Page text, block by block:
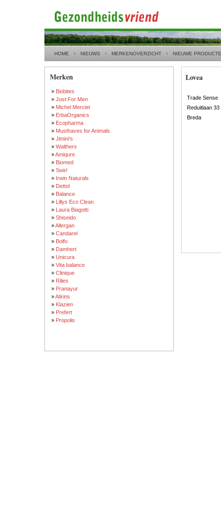
HOME NIEUWS MERKENOVERZICHT NIEUWE
Merken
» Biobites
» Just For Men
» Michel Mercier
» ErbaOrganics
» Ecopharma
» Musthaves for Animals
» Jimini's
» Walthers
»Amiqure
» Biomed
» Swirl
» Irwin Naturals
» Dettol
» Balance
» Lillys Eco Clean
» Laura Biagotti
» Shiseido
»Allergan
» Candarel
» Bolfo
» Damhert
» Unicura
» Vita balance
» Clinique
» Rilies
» Pranayur
»Atkins
» Klazien
» Prefert
» Propolis
Lovea
Trade Sense
Reduitlaan 33
Breda